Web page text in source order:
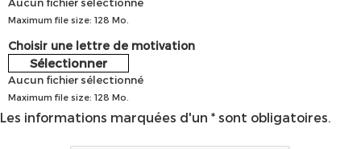
Maximum file size: 128 Mo.
Choisir une lettre de motivation
Sélectionner
Aucun fichier sélectionné
Maximum file size: 128 Mo.
Les informations marquées d'un * sont obligatoires.